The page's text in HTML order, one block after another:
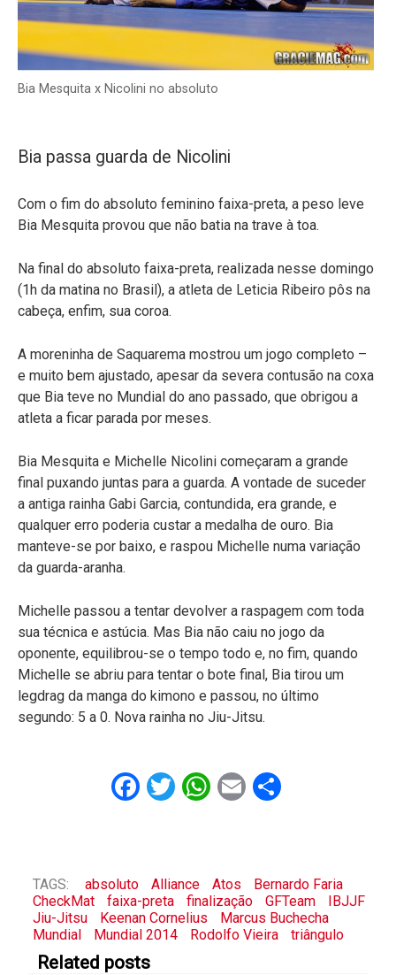
Bia Mesquita x Nicolini no absoluto
Bia passa guarda de Nicolini
Com o fim do absoluto feminino faixa-preta, a peso leve
Bia Mesquita provou que não batia na trave à toa.
Na final do absoluto faixa-preta, realizada nesse domingo
(1h da matina no Brasil), a atleta de Leticia Ribeiro pôs na
cabeça, enfim, sua coroa.
A moreninha de Saquarema mostrou um jogo completo –
e muito bem ajustado, apesar da severa contusão na coxa
que Bia teve no Mundial do ano passado, que obrigou a
atleta a ficar parada por meses.
Bia Mesquita e Michelle Nicolini começaram a grande
final puxando juntas para a guarda. A vontade de suceder
a antiga rainha Gabi Garcia, contundida, era grande, e
qualquer erro poderia custar a medalha de ouro. Bia
manteve-se por baixo, e raspou Michelle numa variação
da guarda-aranha.
Michelle passou a tentar devolver a raspagem com toda
sua técnica e astúcia. Mas Bia não caiu no jogo da
oponente, equilibrou-se o tempo todo e, no fim, quando
Michelle se abriu para tentar o bote final, Bia tirou um
legdrag da manga do kimono e passou, no último
segundo: 5 a 0. Nova rainha no Jiu-Jitsu.
Facebook
Twitter
WhatsApp
EmailShare
TAGS: absoluto Alliance Atos
Bernardo Faria
CheckMat
faixa-preta finalização GFTeam
IBJJF
Jiu-Jitsu
Keenan Cornelius
Marcus Buchecha
Mundial
Mundial 2014 Rodolfo Vieira triângulo
Related posts